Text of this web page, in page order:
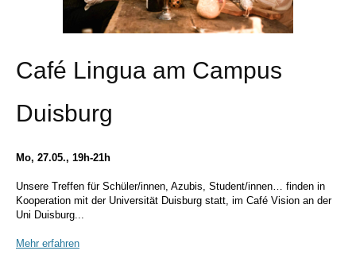
Café Lingua am Campus
Duisburg
Mo, 27.05., 19h-21h
Unsere Treffen für Schüler/innen, Azubis, Student/innen… finden in
Kooperation mit der Universität Duisburg statt, im Café Vision an der
Uni Duisburg...
Mehr erfahren